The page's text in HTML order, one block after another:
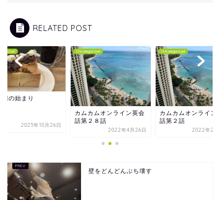
RELATED POST
期の始まり
2025年10月26日
Uncategorized
カムカムオンライン英会
話第２８話
2022年4月26日
Uncategorized
カムカムオンライン
話第２話
2022年2
壁をどんどんぶち壊す